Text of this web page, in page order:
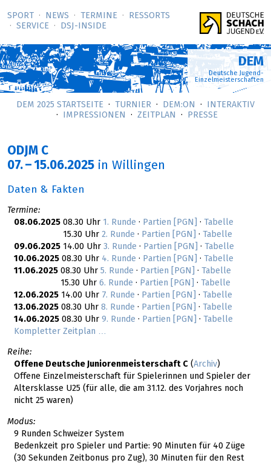
SPORT NEWS TERMINE
RESSORTS
SERVICE
DSJ-­INSIDE
DEM
Deutsche Jugend-
Einzelmeisterschaften
DEM 2025 STARTSEITE TURNIER DEM:ON
INTERAKTIV
IMPRESSIONEN
ZEITPLAN PRESSE
ODJM C
07. – 15.06.2025 in Willingen
Daten & Fakten
Termine:
08.06.202508.30 Uhr 1. Runde · Partien [PGN] ·
Tabelle
15.30 Uhr 2. Runde · Partien [PGN] ·
Tabelle
09.06.202514.00 Uhr 3. Runde · Partien [PGN] ·
Tabelle
10.06.202508.30 Uhr 4. Runde · Partien [PGN] ·
Tabelle
11.06.202508.30 Uhr 5. Runde · Partien [PGN] ·
Tabelle
15.30 Uhr 6. Runde · Partien [PGN] ·
Tabelle
12.06.202514.00 Uhr 7. Runde · Partien [PGN] ·
Tabelle
13.06.202508.30 Uhr 8. Runde · Partien [PGN] ·
Tabelle
14.06.202508.30 Uhr 9. Runde · Partien [PGN] ·
Tabelle
Kompletter Zeitplan …
Reihe:
Offene Deutsche Juniorenmeisterschaft C(Archiv)
Offene Einzelmeisterschaft für Spielerinnen und Spieler der
Altersklasse U25 (für alle, die am 31.12. des Vorjahres noch
nicht 25 waren)
Modus:
9 Runden Schweizer System
Bedenkzeit pro Spieler und Partie: 90 Minuten für 40 Züge
(30 Sekunden Zeitbonus pro Zug), 30 Minuten für den Rest